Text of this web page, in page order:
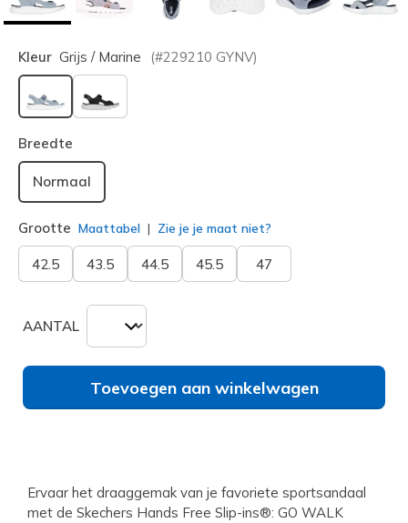
Kleur Grijs / Marine (#229210 GYNV)
geselecteerd
Breedte
Normaal
Grootte Maattabel Zie je je maat niet?
42.5 43.5 44.5 45.5 47
AANTAL
Toevoegen aan winkelwagen
Ervaar het draaggemak van je favoriete sportsandaal
met de Skechers Hands Free Slip-ins®: GO WALK